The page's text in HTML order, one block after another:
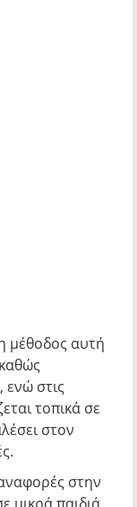
μέθοδος αυτή
στις
τοπικά σε
στον
στην